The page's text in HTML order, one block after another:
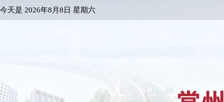
今天是 2026年8月8日 星期六